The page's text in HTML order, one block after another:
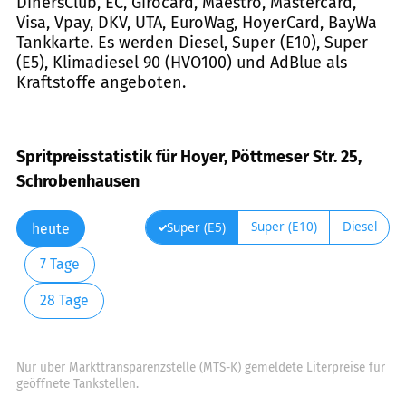
Visa, Vpay, DKV, UTA, EuroWag, HoyerCard, BayWa
Tankkarte. Es werden Diesel, Super (E10), Super
(E5), Klimadiesel 90 (HVO100) und AdBlue als
Kraftstoffe angeboten.
Spritpreisstatistik für Hoyer, Pöttmeser Str. 25,
Schrobenhausen
heute
7 Tage
28 Tage
Super (E5) Super (E10) Diesel
Nur über Markttransparenzstelle (MTS-K) gemeldete Literpreise für
geöffnete Tankstellen.